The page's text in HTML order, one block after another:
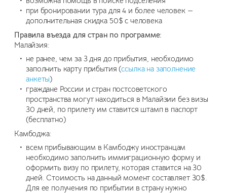
при бронировании тура для 4 и более человек —
дополнительная скидка 50$ с человека
Правила въезда для стран по программе:
Малайзия:
не ранее, чем за 3 дня до прибытия, необходимо
заполнить карту прибытия (ссылка на заполнение
анкеты)
граждане России и стран постсоветского
пространства могут находиться в Малайзии без визы
30 дней, по прилету им ставится штамп в паспорт
(бесплатно)
Камбоджа:
всем прибывающим в Камбоджу иностранцам
необходимо заполнить иммиграционную форму и
оформить визу по прилету, которая ставится на 30
дней. Стоимость на данный момент составляет 30$.
Для ее получения по прибытии в страну нужно